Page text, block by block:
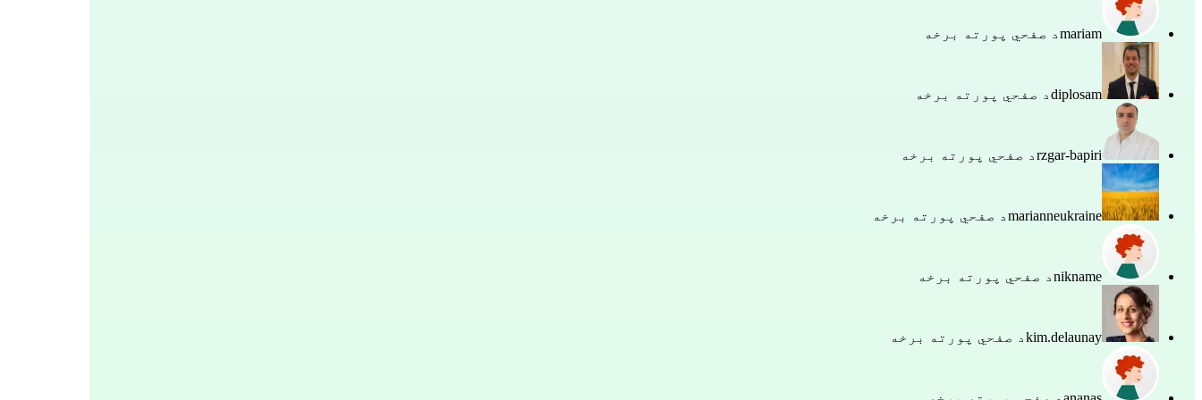
mariamد صفحي پورته برخه
diplosamد صفحي پورته برخه
rzgar-bapiriد صفحي پورته برخه
marianneukraineد صفحي پورته برخه
niknameد صفحي پورته برخه
kim.delaunayد صفحي پورته برخه